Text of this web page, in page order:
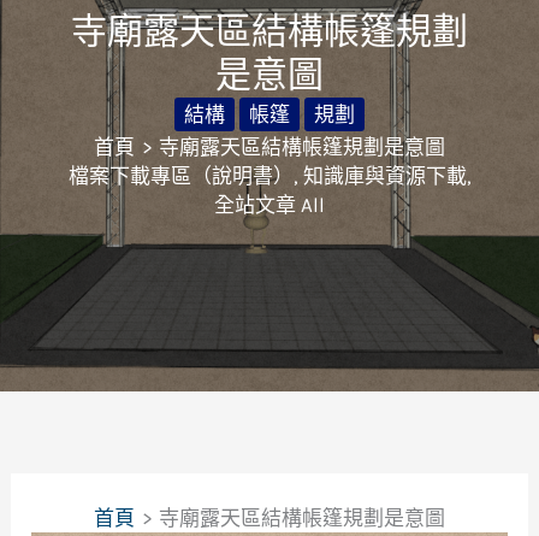
寺廟露天區結構帳篷規劃
是意圖
結構 帳篷
規劃
首頁
寺廟露天區結構帳篷規劃是意圖
檔案下載專區（說明書） , 知識庫與資源下載,
全站文章 All
首頁 寺廟露天區結構帳篷規劃是意圖